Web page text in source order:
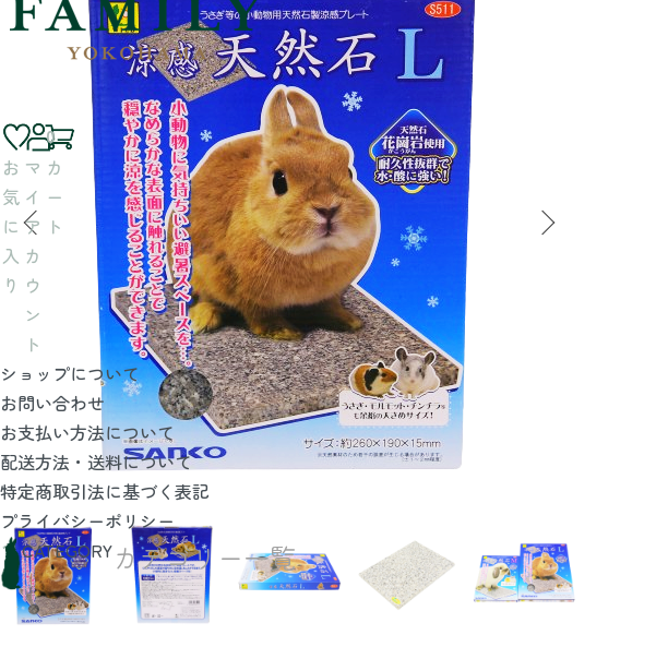
お
気
に
入
り
マ
イ
ア
カ
ウ
ン
ト
カ
ー
ト
0
ショップについて
お問い合わせ
お支払い方法について
配送方法・送料について
特定商取引法に基づく表記
プライバシーポリシー
CATEGORYカテゴリー一覧